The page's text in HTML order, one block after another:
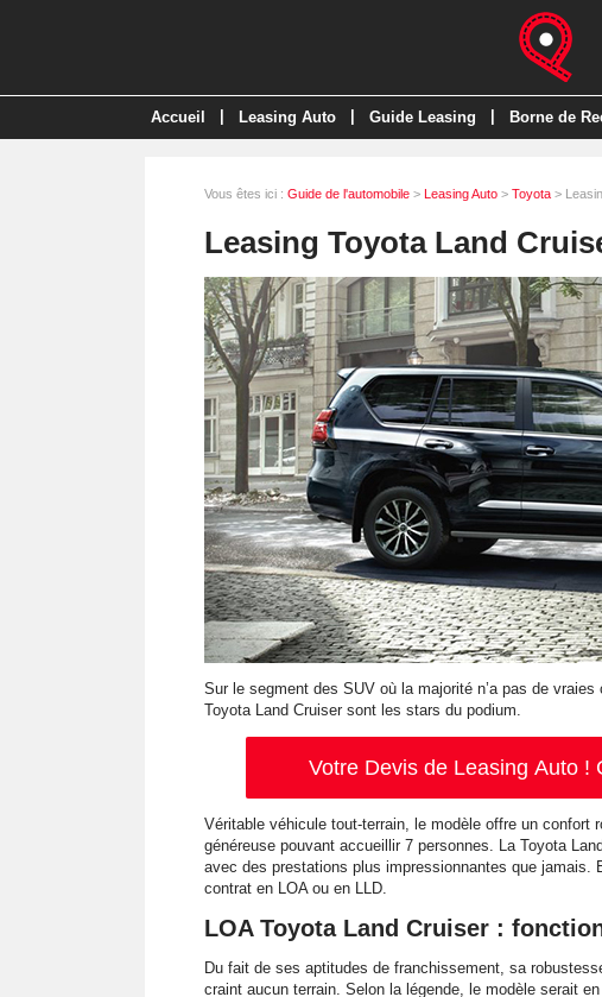
Accueil Leasing Auto Guide Leasing Borne de
Vous êtes ici : Guide de l'automobile > Leasing Auto > Toyota >
Leasing Toyota Land
Sur le segment des SUV où la majorité n’a pas de
Toyota Land Cruiser sont les stars du podium.
Votre Devis de Leasing Auto !
Véritable véhicule tout-terrain, le modèle offre un confort
généreuse pouvant accueillir 7 personnes. La Toyota
avec des prestations plus impressionnantes que
contrat en LOA ou en LLD.
LOA Toyota Land Cruiser :
Du fait de ses aptitudes de franchissement, sa
craint aucun terrain. Selon la légende, le modèle serait